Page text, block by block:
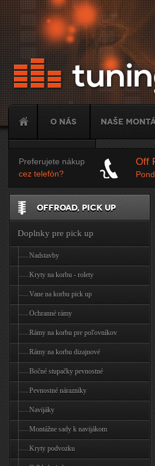
O nás Naše
Tuning
Preferujete nákup
cez telefón?
Off
OFFROAD, PICK UP
Doplnky pre pick up
Nadstavby
Kryty na korbu - rolety
Vane na korbu pick up
Ochranné rámy
Rámy na korbu pre poľovníkov
Rámy na korbu dizajnové
Bočné stupačky pevnostné
Pevnostné nárazníky
Navijáky
Montážne sady k navijákom
Kryty podvozku